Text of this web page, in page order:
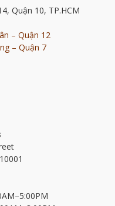
Quận 10, TP.HCM
– Quận 12
– Quận 7